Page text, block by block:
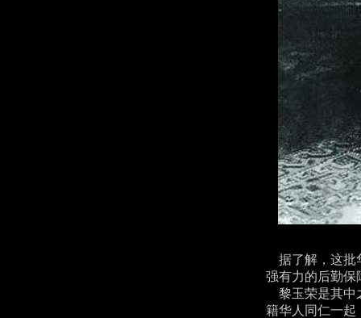
据了解，这批
强有力的后勤保
黎玉荣是其中
籍华人同仁一起